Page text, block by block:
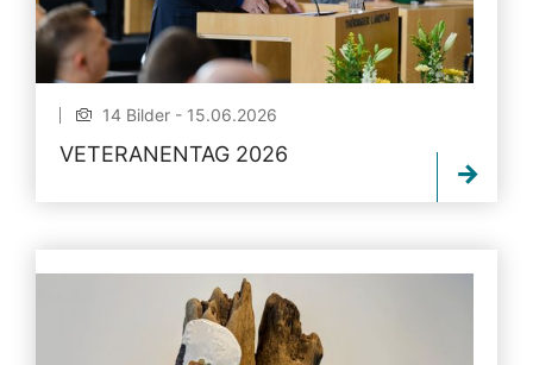
14 Bilder - 15.06.2026
VETERANENTAG 2026